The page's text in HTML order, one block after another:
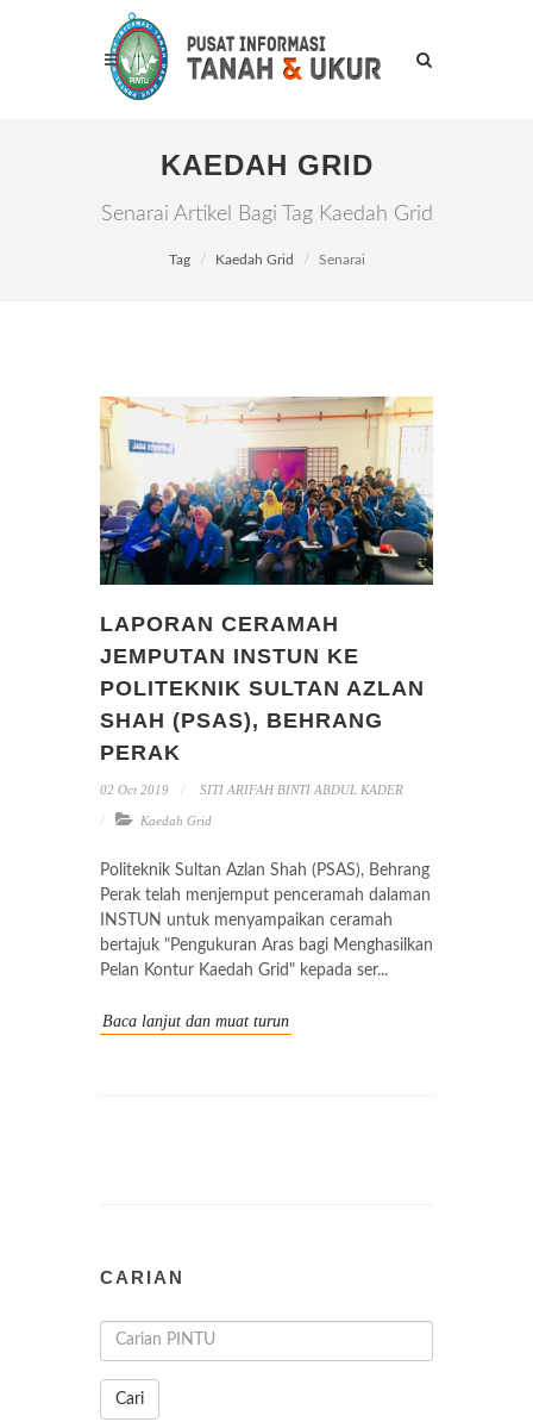
KAEDAH GRID
Senarai Artikel Bagi Tag Kaedah Grid
Tag Kaedah Grid Senarai
LAPORAN CERAMAH
JEMPUTAN INSTUN KE
POLITEKNIK SULTAN AZLAN
SHAH (PSAS), BEHRANG
PERAK
02 Oct 2019 SITI ARIFAH BINTI ABDUL KADER
Kaedah Grid
Politeknik Sultan Azlan Shah (PSAS), Behrang
Perak telah menjemput penceramah dalaman
INSTUN untuk menyampaikan ceramah
bertajuk "Pengukuran Aras bagi Menghasilkan
Pelan Kontur Kaedah Grid" kepada ser...
Baca lanjut dan muat turun
CARIAN
Cari